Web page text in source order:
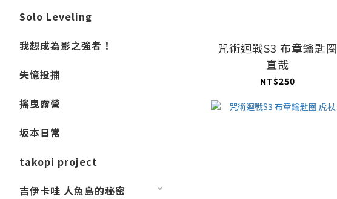
Solo Leveling
我想成為影之強者！
失憶投捕
搖曳露營
坂本日常
takopi project
吉伊卡哇 人魚島的秘密
咒術迴戰S3 布章鑰匙圈
直哉
NT$250